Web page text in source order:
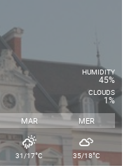
HUMIDITY
45%
CLOUDS
1%
MAR MER
31/17°C 35/18°C